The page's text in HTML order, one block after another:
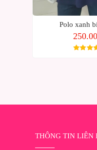
Polo xanh
THÔNG TIN LIÊN